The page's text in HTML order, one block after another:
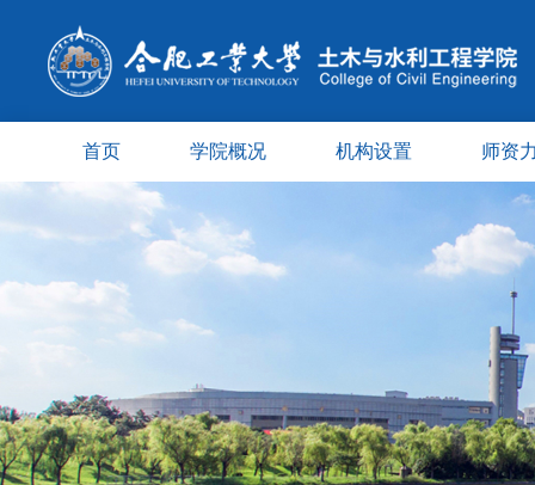
首页 学院概况 机构设置 师资